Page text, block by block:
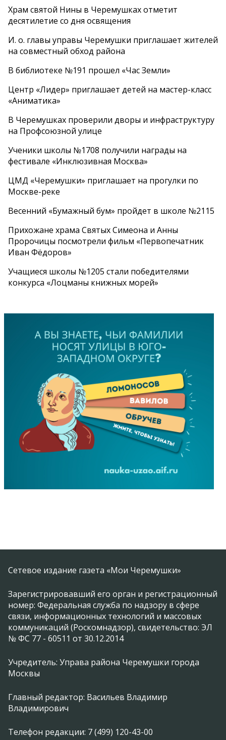
Храм святой Нины в Черемушках отметит
десятилетие со дня освящения
И. о. главы управы Черемушки приглашает жителей
на совместный обход района
В библиотеке №191 прошел «Час Земли»
Центр «Лидер» приглашает детей на мастер-класс
«Аниматика»
В Черемушках проверили дворы и инфраструктуру
на Профсоюзной улице
Ученики школы №1708 получили награды на
фестивале «Инклюзивная Москва»
ЦМД «Черемушки» приглашает на прогулки по
Москве-реке
Весенний «Бумажный бум» пройдет в школе №2115
Прихожане храма Святых Симеона и Анны
Пророчицы посмотрели фильм «Первопечатник
Иван Фёдоров»
Учащиеся школы №1205 стали победителями
конкурса «Лоцманы книжных морей»
Сетевое издание газета «Мои Черемушки»
Зарегистрировавший его орган и регистрационный
номер: Федеральная служба по надзору в сфере
связи, информационных технологий и массовых
коммуникаций (Роскомнадзор), свидетельство: ЭЛ
№ ФС 77 - 60511 от 30.12.2014
Учредитель: Управа района Черемушки города
Москвы
Главный редактор: Васильев Владимир
Владимирович
Телефон редакции: 7 (499) 120-43-00